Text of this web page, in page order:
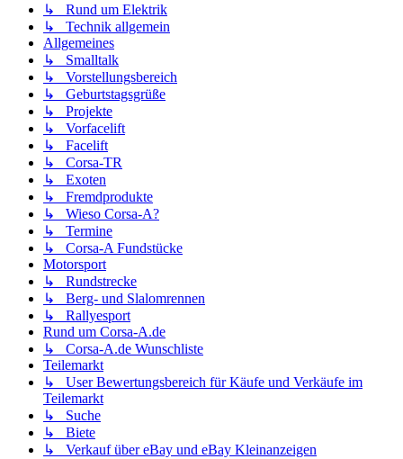
↳ Rund um Elektrik
↳ Technik allgemein
Allgemeines
↳ Smalltalk
↳ Vorstellungsbereich
↳ Geburtstagsgrüße
↳ Projekte
↳ Vorfacelift
↳ Facelift
↳ Corsa-TR
↳ Exoten
↳ Fremdprodukte
↳ Wieso Corsa-A?
↳ Termine
↳ Corsa-A Fundstücke
Motorsport
↳ Rundstrecke
↳ Berg- und Slalomrennen
↳ Rallyesport
Rund um Corsa-A.de
↳ Corsa-A.de Wunschliste
Teilemarkt
↳ User Bewertungsbereich für Käufe und Verkäufe im
Teilemarkt
↳ Suche
↳ Biete
↳ Verkauf über eBay und eBay Kleinanzeigen